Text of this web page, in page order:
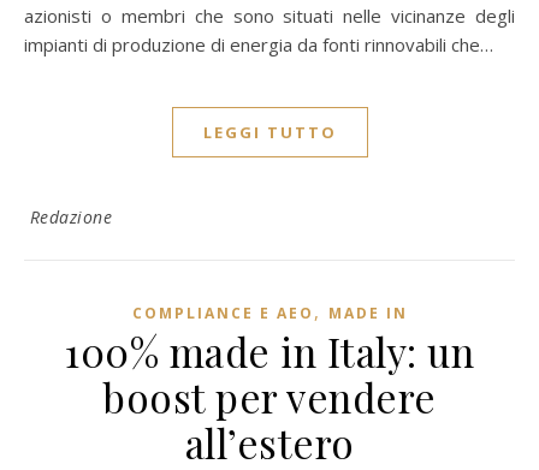
azionisti o membri che sono situati nelle vicinanze degli
impianti di produzione di energia da fonti rinnovabili che…
LEGGI TUTTO
Redazione
COMPLIANCE E AEO , MADE IN
100% made in Italy: un
boost per vendere
all’estero